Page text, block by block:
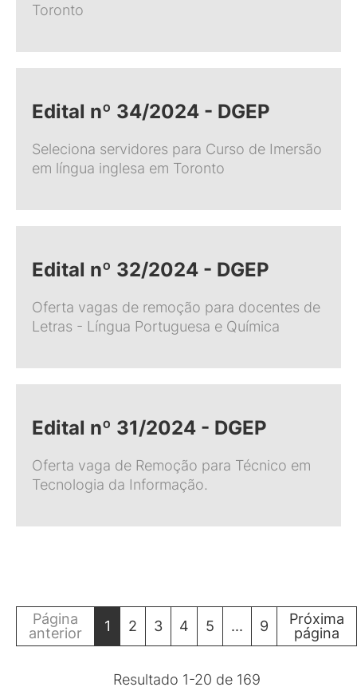
Toronto
Edital nº 34/2024 - DGEP
Seleciona servidores para Curso de Imersão
em língua inglesa em Toronto
Edital nº 32/2024 - DGEP
Oferta vagas de remoção para docentes de
Letras - Língua Portuguesa e Química
Edital nº 31/2024 - DGEP
Oferta vaga de Remoção para Técnico em
Tecnologia da Informação.
Página
anterior
1 2 3 4 5 ... 9
Próxima
página
Resultado 1-20 de 169